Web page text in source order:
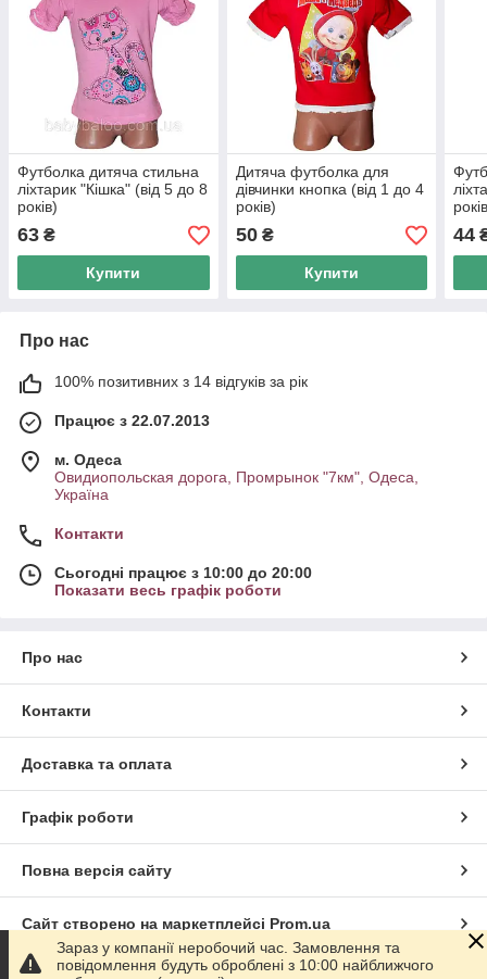
Футболка дитяча стильна
ліхтарик "Кішка" (від 5 до 8
років)
63 ₴
Купити
Дитяча футболка для
дівчинки кнопка (від 1 до 4
років)
50₴
Купити
44
Про нас
100% позитивних з 14 відгуків за рік
Працює з 22.07.2013
м. Одеса
Овидиопольская дорога, Промрынок "7км", Одеса,
Україна
Контакти
Сьогодні працює з 10:00 до 20:00
Показати весь графік роботи
Про нас
Контакти
Доставка та оплата
Графік роботи
Повна версія сайту
Сайт створено на маркетплейсі Prom.ua
Зараз у компанії неробочий час. Замовлення та
повідомлення будуть оброблені з 10:00 найближчого